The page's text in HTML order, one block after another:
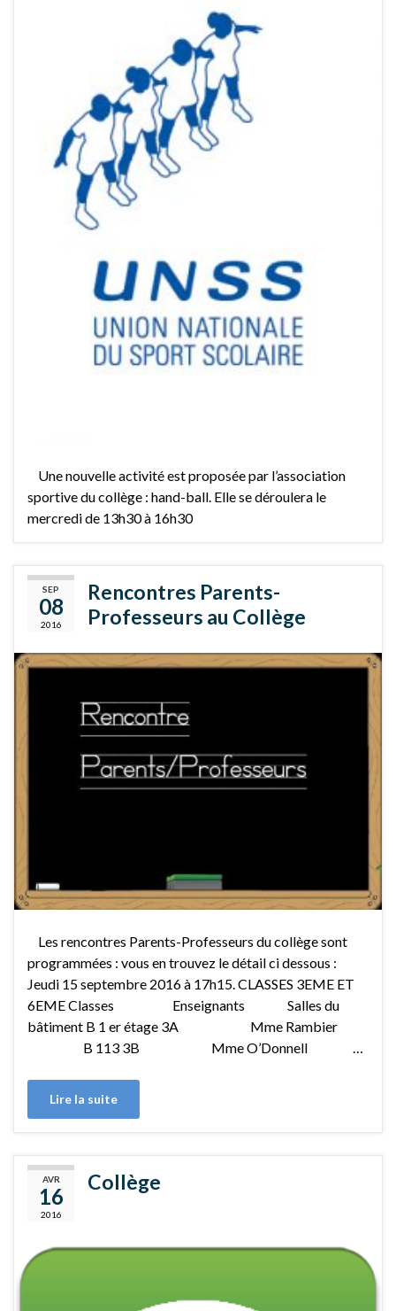
Une nouvelle activité est proposée par l’association
sportive du collège : hand-ball. Elle se déroulera le
mercredi de 13h30 à 16h30
SEP
08
2016
Rencontres Parents-
Professeurs au Collège
Les rencontres Parents-Professeurs du collège sont
programmées : vous en trouvez le détail ci dessous :
Jeudi 15 septembre 2016 à 17h15. CLASSES 3EME ET
6EME Classes Enseignants Salles du
bâtiment B 1 er étage 3A Mme Rambier
B 113 3B Mme O’Donnell …
Lire la suite
AVR
16
2016
Collège